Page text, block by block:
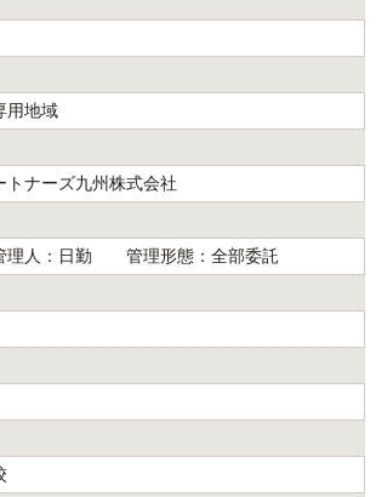
用地域
トナーズ九州株式会社
人：日勤 管理形態：全部委託